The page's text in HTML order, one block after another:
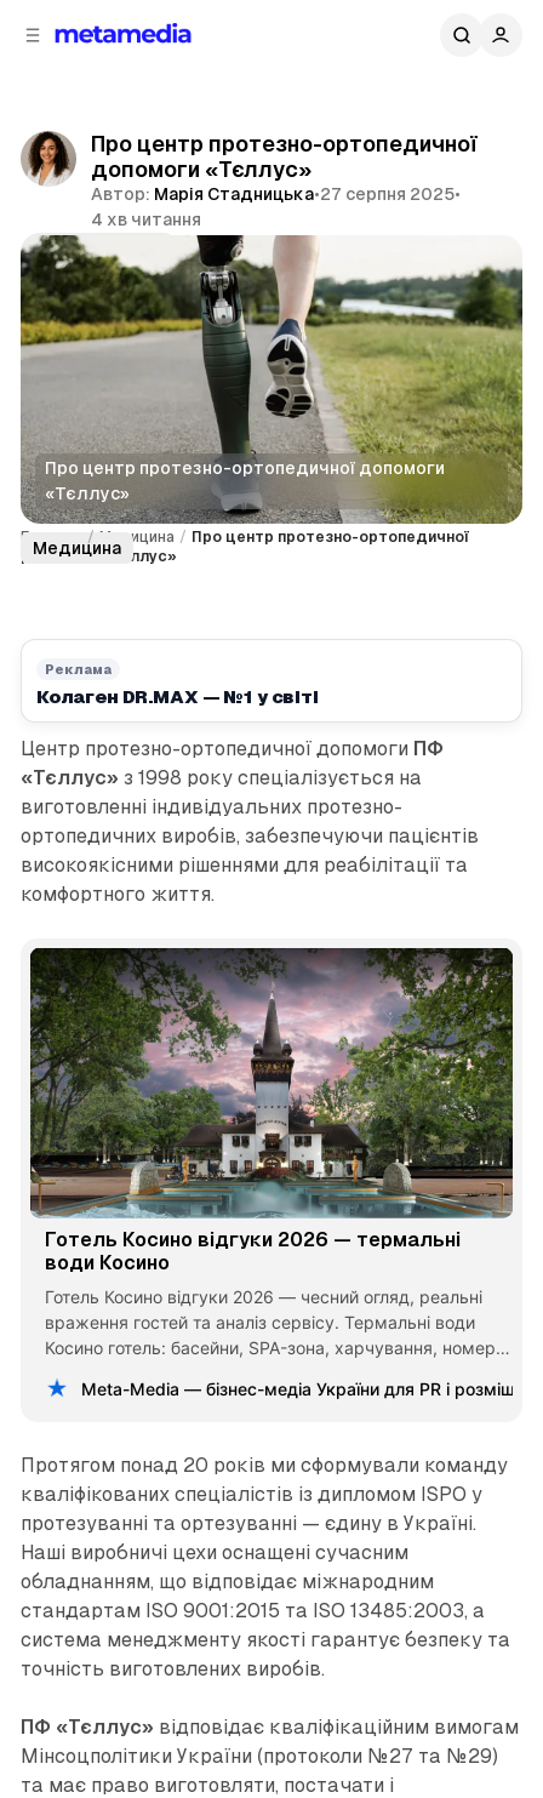
Про центр протезно-ортопедичної
допомоги «Тєллус»
Автор: Марія Стадницька•27 серпня 2025•
4 хв читання
Поділитися
Про центр протезно-ортопедичної допомоги
«Тєллус»
Головна / Медицина / Про центр протезно-ортопедичної
допомоги «Тєллус»
Реклама
Колаген DR.MAX — №1 у світі
Медицина
Центр протезно-ортопедичної допомоги ПФ
«Тєллус» з 1998 року спеціалізується на
виготовленні індивідуальних протезно-
ортопедичних виробів, забезпечуючи пацієнтів
високоякісними рішеннями для реабілітації та
комфортного життя.
Готель Косино відгуки 2026 — термальні
води Косино
Готель Косино відгуки 2026 — чесний огляд, реальні
враження гостей та аналіз сервісу. Термальні води
Косино готель: басейни, SPA-зона, харчування, номери,
відгуки — чи варто їхати, плюси і мінуси відпочинку в
Meta-Media — бізнес-медіа України для PR і
Протягом понад 20 років ми сформували команду
кваліфікованих спеціалістів із дипломом ISPO у
протезуванні та ортезуванні — єдину в Україні.
Наші виробничі цехи оснащені сучасним
обладнанням, що відповідає міжнародним
стандартам ISO 9001:2015 та ISO 13485:2003, а
система менеджменту якості гарантує безпеку та
точність виготовлених виробів.
ПФ «Тєллус» відповідає кваліфікаційним вимогам
Мінсоцполітики України (протоколи №27 та №29)
та має право виготовляти, постачати і